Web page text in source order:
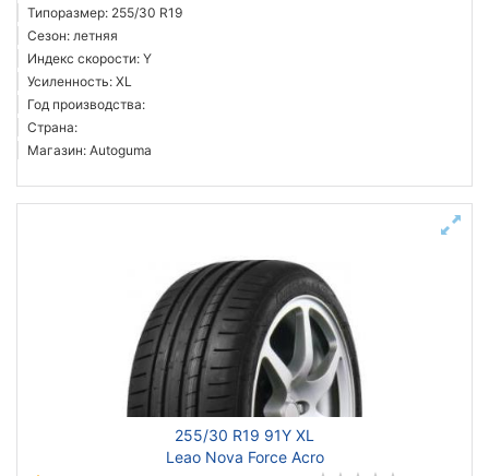
Типоразмер: 255/30 R19
Сезон: летняя
Индекс скорости: Y
Усиленность: XL
Год производства:
Страна:
Магазин: Autoguma
255/30 R19 91Y XL
Leao Nova Force Acro